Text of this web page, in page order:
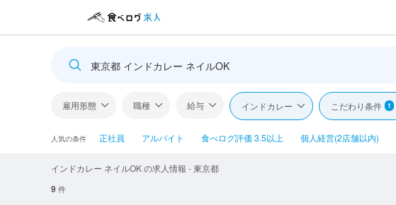
東京都 インドカレー ネイルOK
雇用形態 職種 給与 インドカレー こだわり条件 1
人気の条件 正社員 アルバイト 食べログ評価 3.5以上 個人経営(2店舗以内)
インドカレー ネイルOK の求人情報 - 東京都
9件